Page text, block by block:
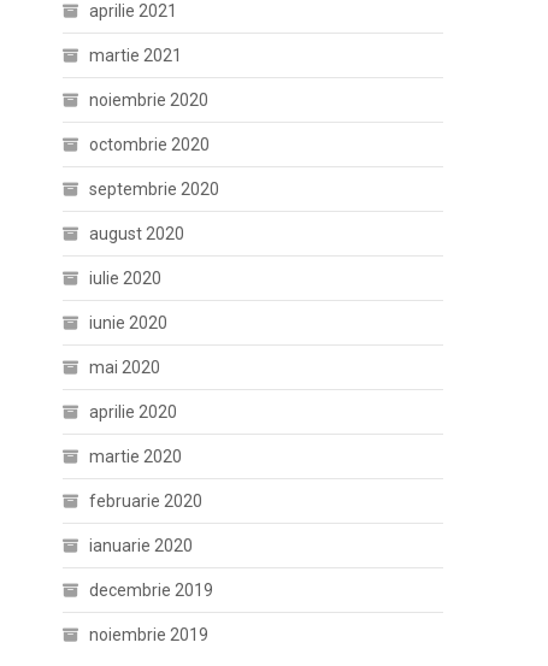
aprilie 2021
martie 2021
noiembrie 2020
octombrie 2020
septembrie 2020
august 2020
iulie 2020
iunie 2020
mai 2020
aprilie 2020
martie 2020
februarie 2020
ianuarie 2020
decembrie 2019
noiembrie 2019